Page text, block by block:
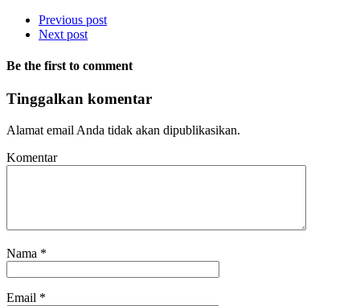
Previous post
Next post
Be the first to comment
Tinggalkan komentar
Alamat email Anda tidak akan dipublikasikan.
Komentar
Nama *
Email *